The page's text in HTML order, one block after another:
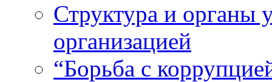
Структура и органы
организацией
“Борьба с